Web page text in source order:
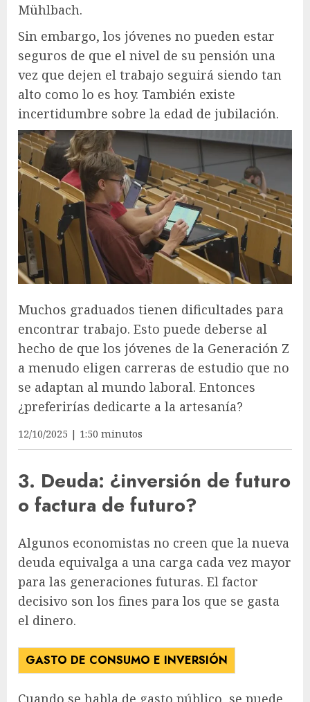
Mühlbach.
Sin embargo, los jóvenes no pueden estar
seguros de que el nivel de su pensión una
vez que dejen el trabajo seguirá siendo tan
alto como lo es hoy. También existe
incertidumbre sobre la edad de jubilación.
Muchos graduados tienen dificultades para
encontrar trabajo. Esto puede deberse al
hecho de que los jóvenes de la Generación Z
a menudo eligen carreras de estudio que no
se adaptan al mundo laboral. Entonces
¿preferirías dedicarte a la artesanía?
12/10/2025 | 1:50 minutos
3. Deuda: ¿inversión de futuro
o factura de futuro?
Algunos economistas no creen que la nueva
deuda equivalga a una carga cada vez mayor
para las generaciones futuras. El factor
decisivo son los fines para los que se gasta
el dinero.
GASTO DE CONSUMO E INVERSIÓN